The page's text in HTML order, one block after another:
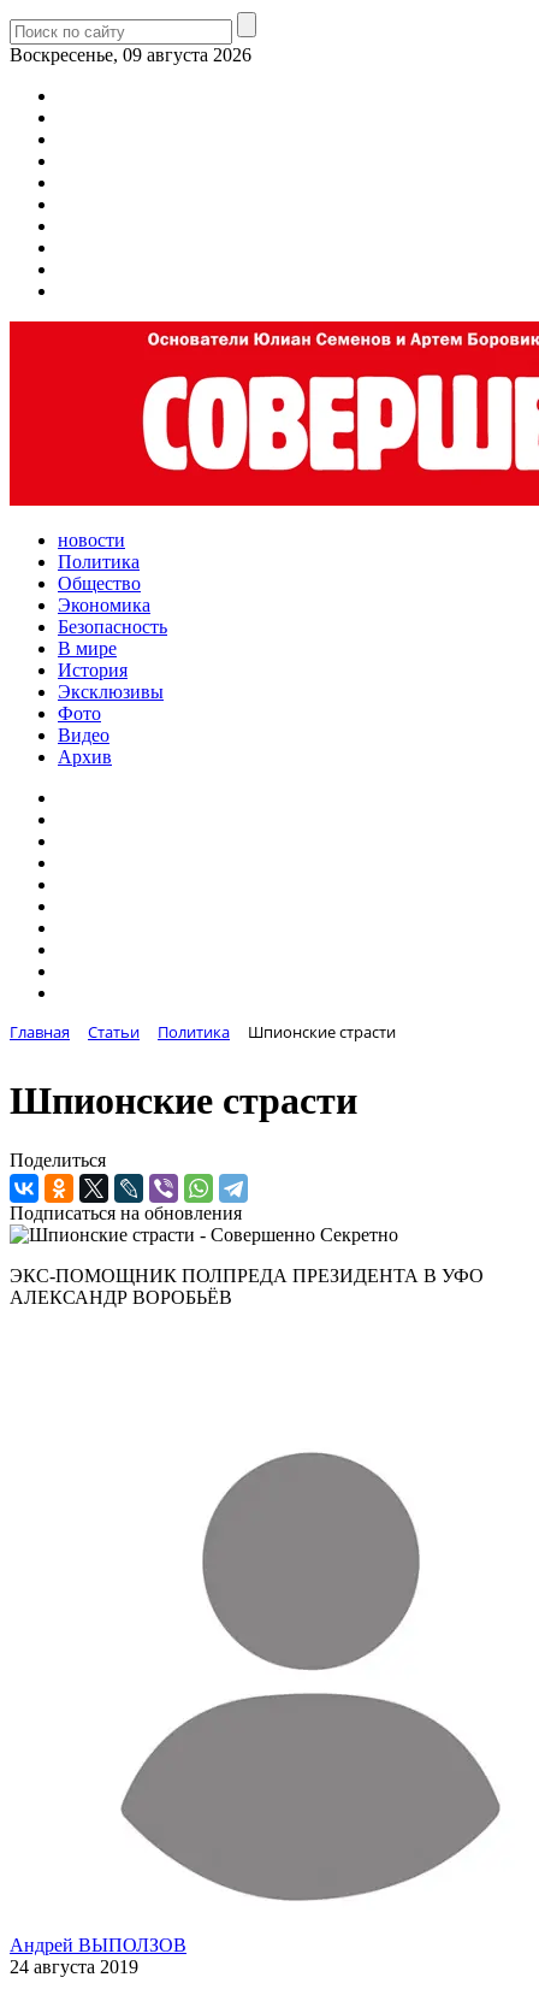
Воскресенье, 09 августа 2026
новости
Политика
Общество
Экономика
Безопасность
В мире
История
Эксклюзивы
Фото
Видео
Архив
Главная Статьи Политика Шпионские страсти
Шпионские страсти
Поделиться
Подписаться на обновления
ЭКС-ПОМОЩНИК ПОЛПРЕДА ПРЕЗИДЕНТА В УФО
АЛЕКСАНДР ВОРОБЬЁВ
Андрей ВЫПОЛЗОВ
24 августа 2019